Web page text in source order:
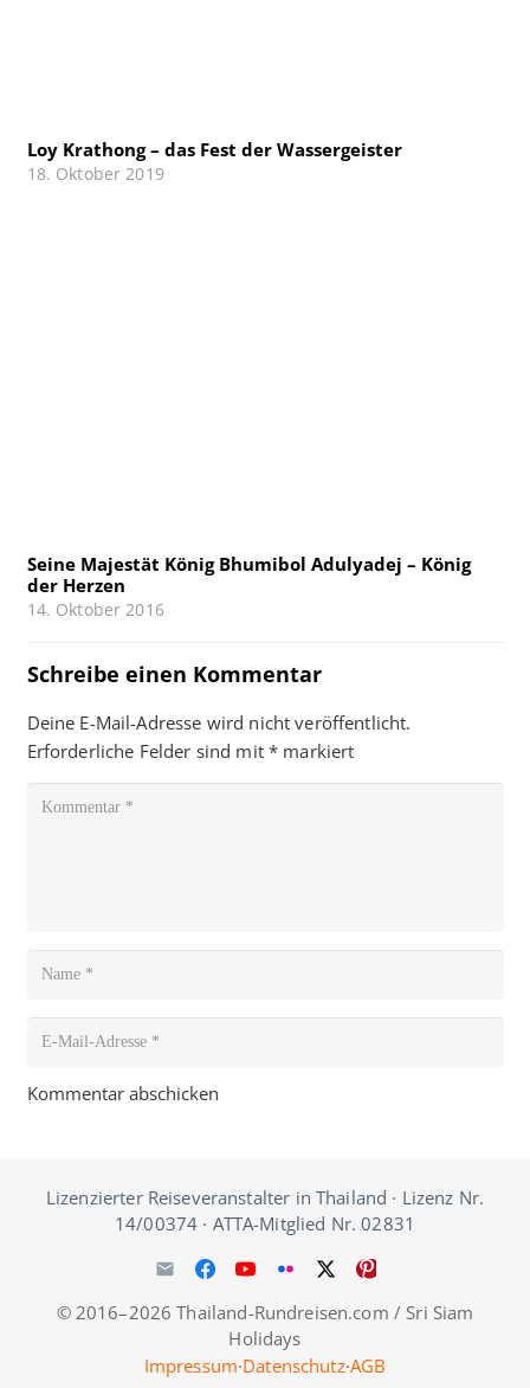
Loy Krathong – das Fest der Wassergeister
18. Oktober 2019
Seine Majestät König Bhumibol Adulyadej – König
der Herzen
14. Oktober 2016
Schreibe einen Kommentar
Deine E-Mail-Adresse wird nicht veröffentlicht.
Erforderliche Felder sind mit * markiert
Kommentar abschicken
Lizenzierter Reiseveranstalter in Thailand · Lizenz Nr.
14/00374 · ATTA-Mitglied Nr. 02831
© 2016–2026 Thailand-Rundreisen.com / Sri Siam
Holidays
Impressum·Datenschutz·AGB